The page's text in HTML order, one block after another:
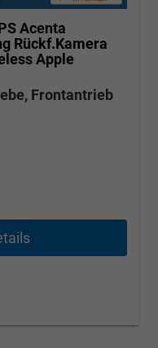
Acenta
Rückf.Kamera
Apple
Frontantrieb